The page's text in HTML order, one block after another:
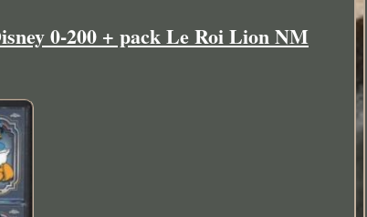
0-200 + pack Le Roi Lion NM